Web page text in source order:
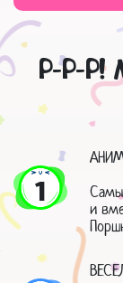
Р-Р-Р!
1
и